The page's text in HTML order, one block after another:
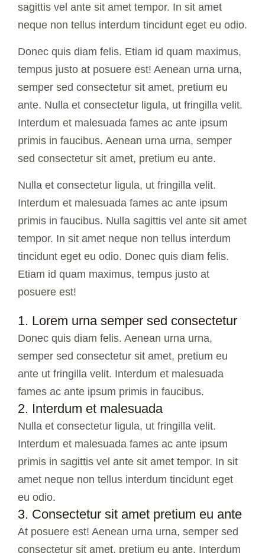
sagittis vel ante sit amet tempor. In sit amet
neque non tellus interdum tincidunt eget eu odio.
Donec quis diam felis. Etiam id quam maximus,
tempus justo at posuere est! Aenean urna urna,
semper sed consectetur sit amet, pretium eu
ante. Nulla et consectetur ligula, ut fringilla velit.
Interdum et malesuada fames ac ante ipsum
primis in faucibus. Aenean urna urna, semper
sed consectetur sit amet, pretium eu ante.
Nulla et consectetur ligula, ut fringilla velit.
Interdum et malesuada fames ac ante ipsum
primis in faucibus. Nulla sagittis vel ante sit amet
tempor. In sit amet neque non tellus interdum
tincidunt eget eu odio. Donec quis diam felis.
Etiam id quam maximus, tempus justo at
posuere est!
1. Lorem urna semper sed consectetur
Donec quis diam felis. Aenean urna urna,
semper sed consectetur sit amet, pretium eu
ante ut fringilla velit. Interdum et malesuada
fames ac ante ipsum primis in faucibus.
2. Interdum et malesuada
Nulla et consectetur ligula, ut fringilla velit.
Interdum et malesuada fames ac ante ipsum
primis in sagittis vel ante sit amet tempor. In sit
amet neque non tellus interdum tincidunt eget
eu odio.
3. Consectetur sit amet pretium eu ante
At posuere est! Aenean urna urna, semper sed
consectetur sit amet, pretium eu ante. Interdum